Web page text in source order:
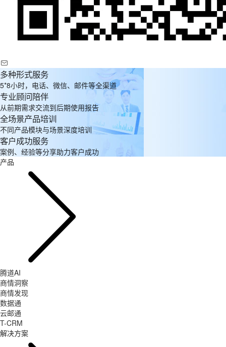
多种形式服务
5*8小时，电话、微信、邮件等全渠道
专业顾问陪伴
从前期需求交流到后期使用报告
全场景产品培训
不同产品模块与场景深度培训
客户成功服务
案例、经验等分享助力客户成功
产品
腾道AI
商情洞察
商情发现
数据通
云邮通
T-CRM
解决方案